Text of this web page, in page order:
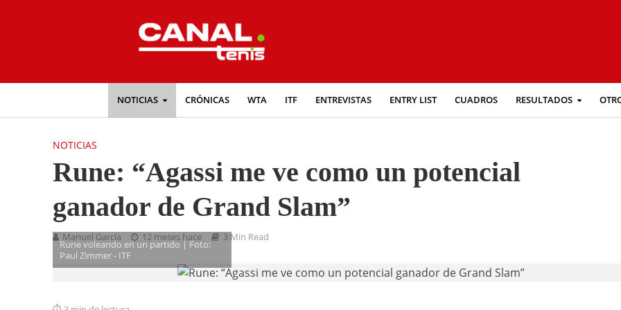
NOTICIAS CRÓNICAS WTA ITF ENTREVISTAS ENTRY LIST CUADROS RESULTADOS
NOTICIAS
Rune: “Agassi me ve como un potencial
ganador de Grand Slam”
Manuel García 12 meses hace 3 Min Read
Rune voleando en un partido | Foto:
Paul Zimmer - ITF